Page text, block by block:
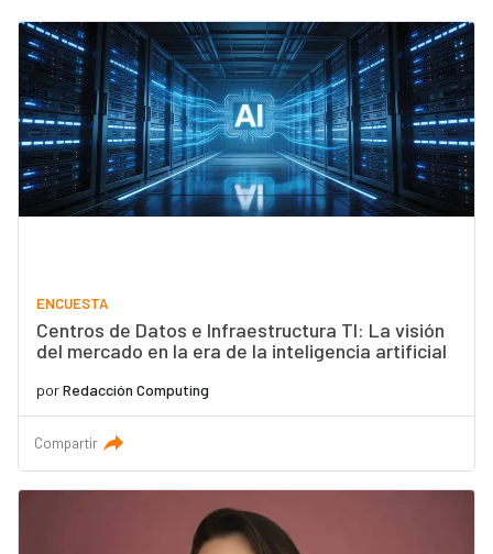
ENCUESTA
Centros de Datos e Infraestructura TI: La visión
del mercado en la era de la inteligencia artificial
porRedacción Computing
Compartir